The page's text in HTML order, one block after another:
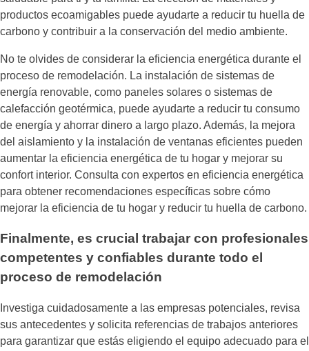
productos ecoamigables puede ayudarte a reducir tu huella de
carbono y contribuir a la conservación del medio ambiente.
No te olvides de considerar la eficiencia energética durante el
proceso de remodelación. La instalación de sistemas de
energía renovable, como paneles solares o sistemas de
calefacción geotérmica, puede ayudarte a reducir tu consumo
de energía y ahorrar dinero a largo plazo. Además, la mejora
del aislamiento y la instalación de ventanas eficientes pueden
aumentar la eficiencia energética de tu hogar y mejorar su
confort interior. Consulta con expertos en eficiencia energética
para obtener recomendaciones específicas sobre cómo
mejorar la eficiencia de tu hogar y reducir tu huella de carbono.
Finalmente, es crucial trabajar con profesionales
competentes y confiables durante todo el
proceso de remodelación
Investiga cuidadosamente a las empresas potenciales, revisa
sus antecedentes y solicita referencias de trabajos anteriores
para garantizar que estás eligiendo el equipo adecuado para el